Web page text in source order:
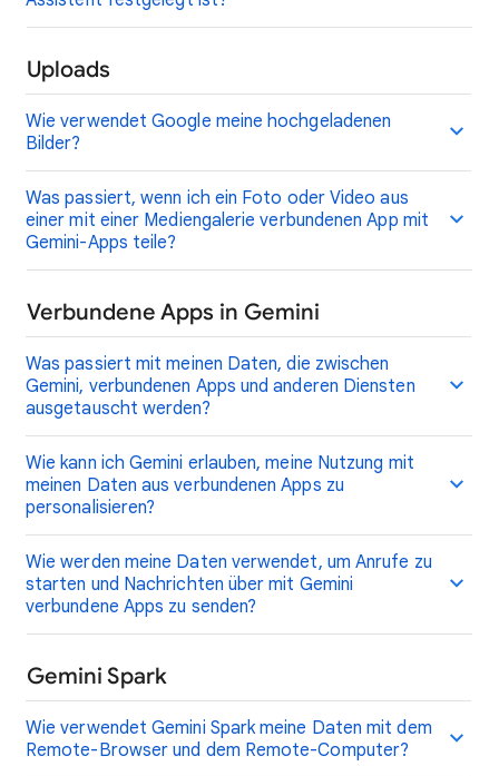
Uploads
Wie verwendet Google meine hochgeladenen
Bilder?
Was passiert, wenn ich ein Foto oder Video aus
einer mit einer Mediengalerie verbundenen App mit
Gemini-Apps teile?
Verbundene Apps in Gemini
Was passiert mit meinen Daten, die zwischen
Gemini, verbundenen Apps und anderen Diensten
ausgetauscht werden?
Wie kann ich Gemini erlauben, meine Nutzung mit
meinen Daten aus verbundenen Apps zu
personalisieren?
Wie werden meine Daten verwendet, um Anrufe zu
starten und Nachrichten über mit Gemini
verbundene Apps zu senden?
Gemini Spark
Wie verwendet Gemini Spark meine Daten mit dem
Remote-Browser und dem Remote-Computer?